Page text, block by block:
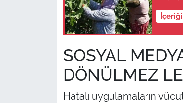
SOSYAL
DÖNÜLMEZ
Hatalı uygulamaların